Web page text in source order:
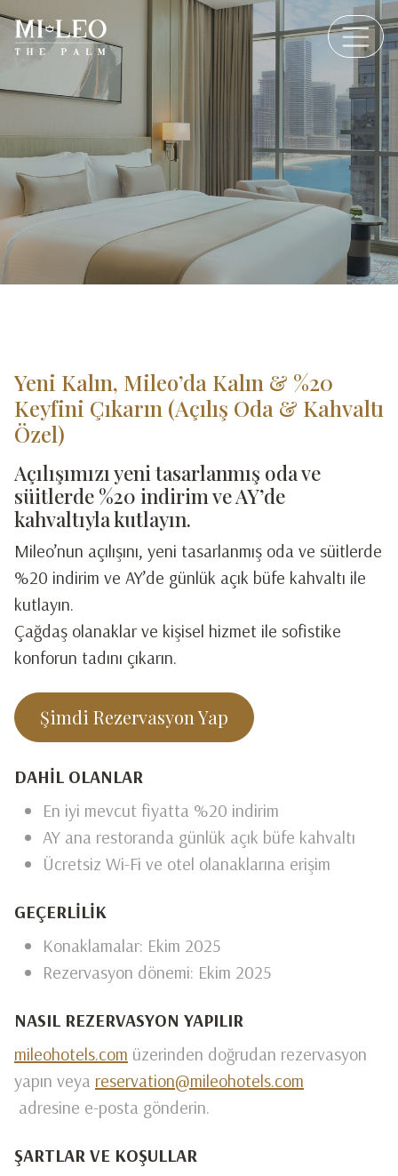
Yeni Kalın, Mileo’da Kalın & %20
Keyfini Çıkarın (Açılış Oda & Kahvaltı
Özel)
Açılışımızı yeni tasarlanmış oda ve
süitlerde %20 indirim ve AY’de
kahvaltıyla kutlayın.
Mileo’nun açılışını, yeni tasarlanmış oda ve süitlerde
%20 indirim ve AY’de günlük açık büfe kahvaltı ile
kutlayın.
Çağdaş olanaklar ve kişisel hizmet ile sofistike
konforun tadını çıkarın.
Şimdi Rezervasyon Yap
DAHIL OLANLAR
En iyi mevcut fiyatta %20 indirim
AY ana restoranda günlük açık büfe kahvaltı
Ücretsiz Wi-Fi ve otel olanaklarına erişim
GEÇERLILIK
Konaklamalar: Ekim 2025
Rezervasyon dönemi: Ekim 2025
NASIL REZERVASYON YAPILIR
mileohotels.com üzerinden doğrudan rezervasyon
yapın veya reservation@mileohotels.com
adresine e-posta gönderin.
ŞARTLAR VE KOŞULLAR